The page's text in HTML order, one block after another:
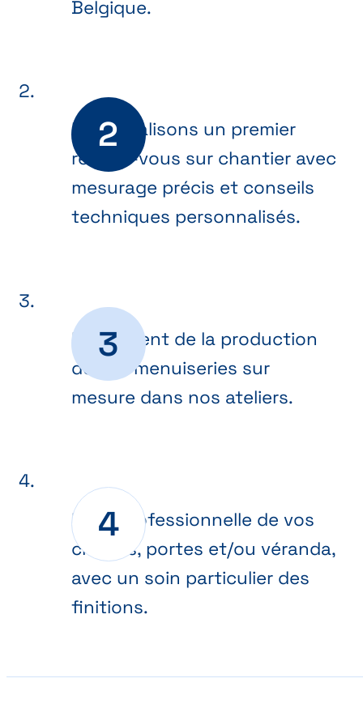
Belgique.
Nous réalisons un premier
rendez-vous sur chantier avec
mesurage précis et conseils
techniques personnalisés.
Lancement de la production
de vos menuiseries sur
mesure dans nos ateliers.
Pose professionnelle de vos
châssis, portes et/ou véranda,
avec un soin particulier des
finitions.